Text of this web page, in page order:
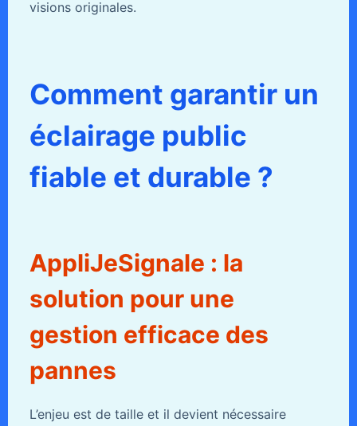
visions originales.
Comment garantir un
éclairage public
fiable et durable ?
AppliJeSignale : la
solution pour une
gestion efficace des
pannes
L’enjeu est de taille et il devient nécessaire